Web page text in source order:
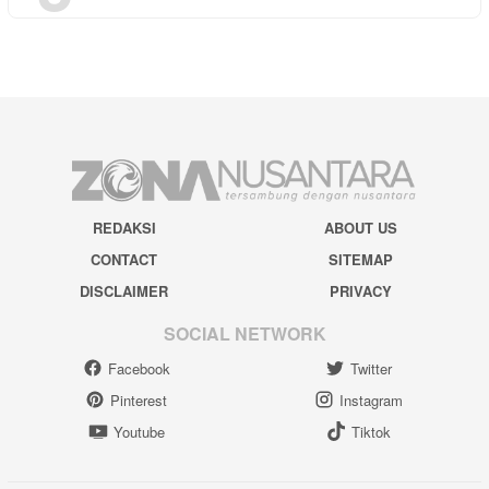
REDAKSI
ABOUT US
CONTACT
SITEMAP
DISCLAIMER
PRIVACY
SOCIAL NETWORK
Facebook
Twitter
Pinterest
Instagram
Youtube
Tiktok